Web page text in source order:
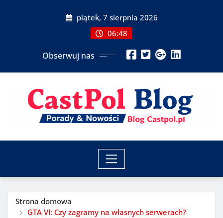
piątek, 7 sierpnia 2026
06:48
Obserwuj nas
Strona domowa
GTA VI: Czy zagramy na własnych serwerach?